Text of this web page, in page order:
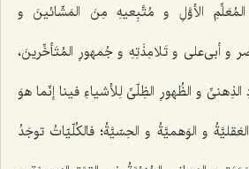
الأوَّلِ و مُتَّبِعیهِ مِنَ المَشّائینَ و
و أبی‌علی و تَلامِذَتِهِ و جُمهورِ المُتَأخِّرینَ،
و الظُهورِ الظِلّیِّ لِلأشیاءِ فینا إنّما هوَ
العَقلیَّةُ و الوَهمیَّةُ و الحِسّیَّةُ؛ فالکُلّیّاتُ توجَدُ